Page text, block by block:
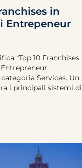
in
Entrepeneur
“Top 10 Franchises
Services. Un
i principali sistemi di